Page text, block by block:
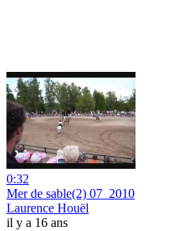
0:32
Mer de sable(2) 07_2010
Laurence Houël
il y a 16 ans